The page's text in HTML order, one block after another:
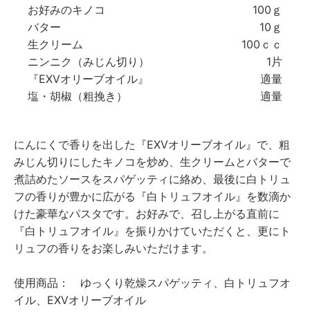
お好みのキノコ
100ｇ
バター
10ｇ
生クリーム
100ｃｃ
ニンニク（みじん切り）
1片
『EXVオリーブオイル』
適量
塩・胡椒（粗挽き）
適量
にんにくで香りを出した『EXVオリーブオイル』で、粗
みじん切りにしたキノコを炒め、生クリームとバターで
煮詰めたソースをスパゲッティに絡め、最後に白トリュ
フの香りが豊かに広がる『白トリュフオイル』を数滴か
けた豪華なパスタです。お好みで、召し上がる直前に
『白トリュフオイル』を振りかけていただくと、更にト
リュフの香りをお楽しみいただけます。
使用商品： ゆっくり乾燥スパゲッティ、白トリュフオ
イル、EXVオリーブオイル